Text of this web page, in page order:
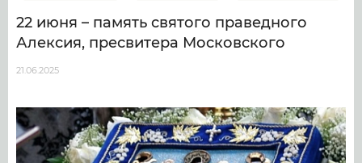
22 июня – память святого праведного
Алексия, пресвитера Московского
21.06.2025